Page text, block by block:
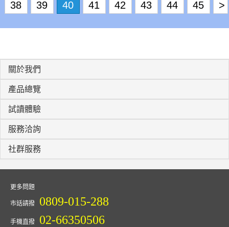
38 39 40 41 42 43 44 45 >
關於我們
產品總覽
試讀體驗
服務洽詢
社群服務
更多問題
市話請撥 0809-015-288
手機直撥 02-66350506